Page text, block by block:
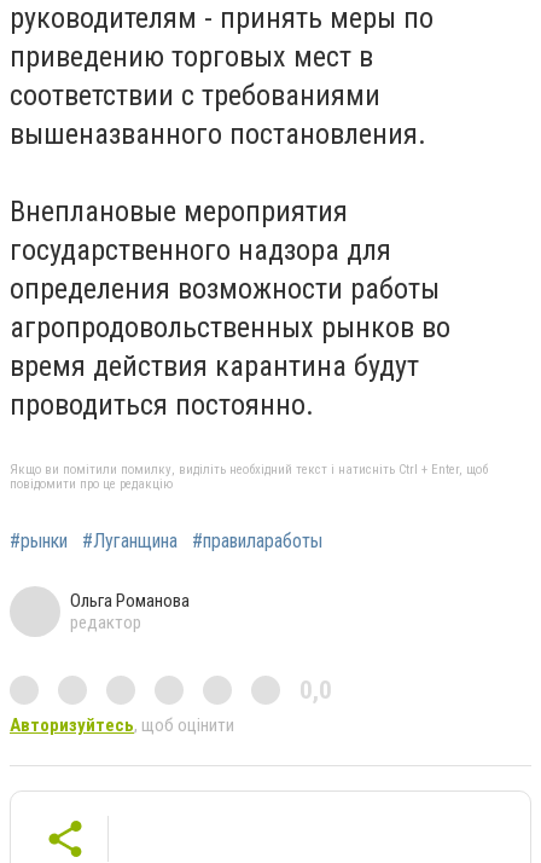
руководителям - принять меры по
приведению торговых мест в
соответствии с требованиями
вышеназванного постановления.
Внеплановые мероприятия
государственного надзора для
определения возможности работы
агропродовольственных рынков во
время действия карантина будут
проводиться постоянно.
Якщо ви помітили помилку, виділіть необхідний текст і натисніть Ctrl + Enter, щоб
повідомити про це редакцію
#рынки #Луганщина #правилаработы
Ольга Романова
редактор
0,0
Авторизуйтесь, щоб оцінити